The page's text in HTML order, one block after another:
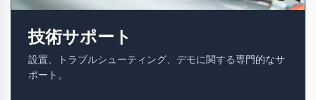
技術サポート
設置、トラブルシューティング、デモに関する専門的なサ
ポート。